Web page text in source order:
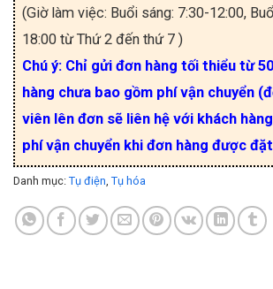
(Giờ làm việc: Buổi sáng: 7:30-12:00,
18:00 từ Thứ 2 đến thứ 7 )
Chú ý: Chỉ gửi đơn hàng tối thiểu từ
hàng chưa bao gồm phí vận chuyển
viên lên đơn sẽ liên hệ với khách
phí vận chuyển khi đơn hàng được
Danh mục: Tụ điện, Tụ hóa